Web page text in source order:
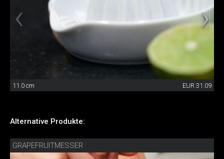
11.0 cm EUR 31.09
Alternative Produkte:
GRAPEFRUITMESSER